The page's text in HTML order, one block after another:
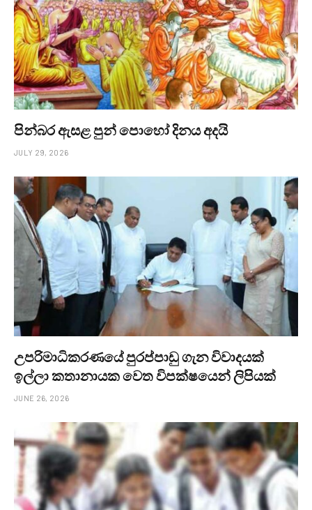
පින්බර ඇසළ පුන් පොහෝ දිනය අදයි
JULY 29, 2026
උපරිමාධිකරණයේ පුරප්පාඩු ගැන විවාදයක්
ඉල්ලා කතානායක වෙත විපක්ෂයෙන් ලිපියක්
JUNE 26, 2026